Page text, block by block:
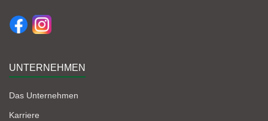
UNTERNEHMEN
Das Unternehmen
Karriere